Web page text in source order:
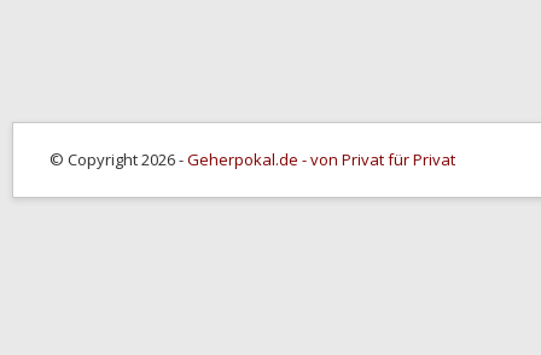
© Copyright 2026 -Geherpokal.de - von Privat für Privat